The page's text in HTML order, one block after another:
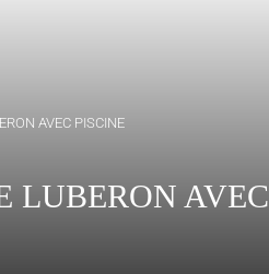
AVEC PISCINE
LUBERON AVEC